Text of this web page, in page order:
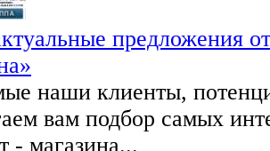
предложения
наши клиенты,
вам подбор самых
- магазина...